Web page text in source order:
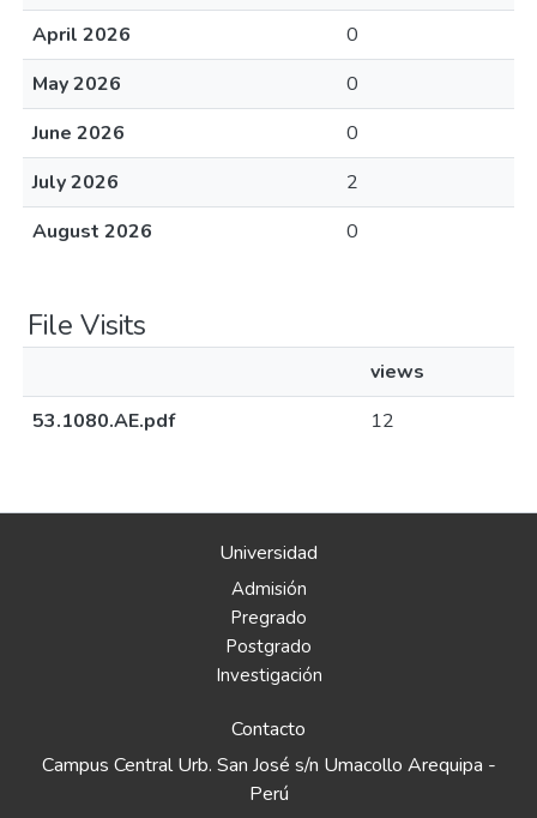
April 2026
0
May 2026
0
June 2026
0
July 2026
2
August 2026
0
File Visits
views
53.1080.AE.pdf
12
Universidad
Admisión
Pregrado
Postgrado
Investigación
Contacto
Campus Central Urb. San José s/n Umacollo Arequipa -
Perú